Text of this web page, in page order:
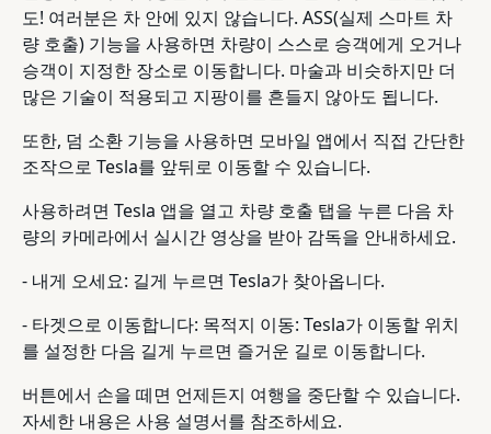
도! 여러분은 차 안에 있지 않습니다. ASS(실제 스마트 차
량 호출) 기능을 사용하면 차량이 스스로 승객에게 오거나
승객이 지정한 장소로 이동합니다. 마술과 비슷하지만 더
많은 기술이 적용되고 지팡이를 흔들지 않아도 됩니다.
또한, 덤 소환 기능을 사용하면 모바일 앱에서 직접 간단한
조작으로 Tesla를 앞뒤로 이동할 수 있습니다.
사용하려면 Tesla 앱을 열고 차량 호출 탭을 누른 다음 차
량의 카메라에서 실시간 영상을 받아 감독을 안내하세요.
- 내게 오세요: 길게 누르면 Tesla가 찾아옵니다.
- 타겟으로 이동합니다: 목적지 이동: Tesla가 이동할 위치
를 설정한 다음 길게 누르면 즐거운 길로 이동합니다.
버튼에서 손을 떼면 언제든지 여행을 중단할 수 있습니다.
자세한 내용은 사용 설명서를 참조하세요.